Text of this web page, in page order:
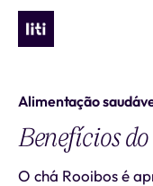
Alimentação
Benefícios
O chá Rooibos é